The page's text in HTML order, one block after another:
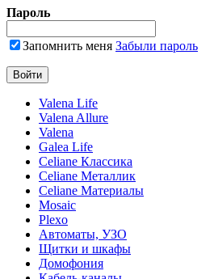
Пароль
Запомнить меня Забыли пароль
Valena Life
Valena Allure
Valena
Galea Life
Celiane Классика
Celiane Металлик
Celiane Материалы
Mosaic
Plexo
Автоматы, УЗО
Щитки и шкафы
Домофония